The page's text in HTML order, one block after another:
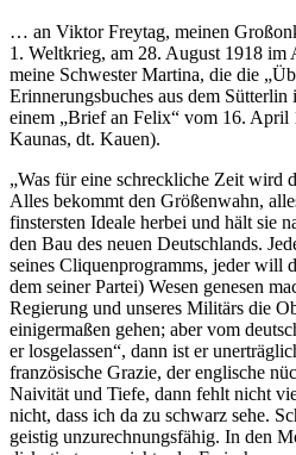
… an Viktor Freytag, meinen
1. Weltkrieg, am 28. August 1918 im
meine Schwester Martina, die die
Erinnerungsbuches aus dem
einem „Brief an Felix“ vom 16.
Kaunas, dt. Kauen).
„Was für eine schreckliche Zeit wird
Alles bekommt den Größenwahn,
finstersten Ideale herbei und hält sie
den Bau des neuen Deutschlands.
seines Cliquenprogramms, jeder will
dem seiner Partei) Wesen genesen
Regierung und unseres Militärs die
einigermaßen gehen; aber vom
er losgelassen“, dann ist er
französische Grazie, der englische
Naivität und Tiefe, dann fehlt nicht
nicht, dass ich da zu schwarz sehe.
geistig unzurechnungsfähig. In den